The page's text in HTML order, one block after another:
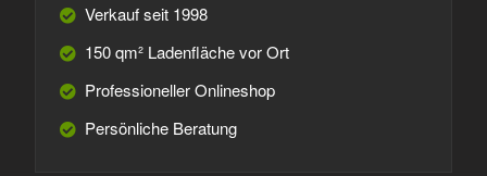
Verkauf seit 1998
150 qm² Ladenfläche vor Ort
Professioneller Onlineshop
Persönliche Beratung